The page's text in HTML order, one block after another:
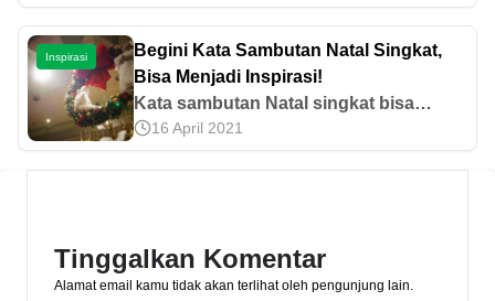
tetap melindungi aset kamu dari inflasi.
Cek keunggulan Tabungan Emas
Pegadaian di sini yuk!
Inspirasi
Begini Kata Sambutan Natal Singkat,
Bisa Menjadi Inspirasi!
Kata sambutan Natal singkat bisa
disampaikan untuk memulai suatu
acara. Mari temukan apa saja contoh
16 April 2021
Tinggalkan Komentar
Alamat email kamu tidak akan terlihat oleh pengunjung lain.